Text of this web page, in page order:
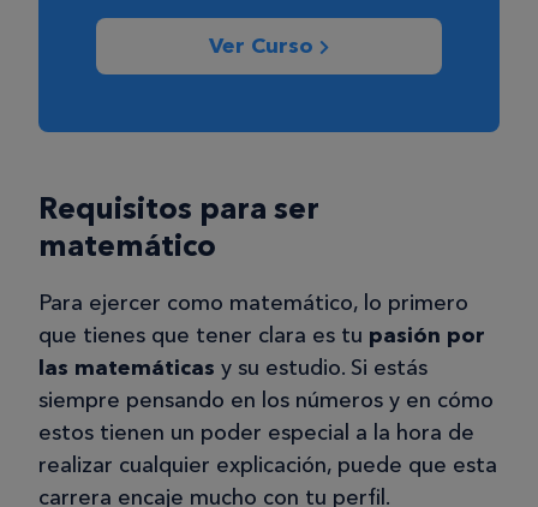
Ver Curso
Requisitos para ser
matemático
Para ejercer como matemático, lo primero
que tienes que tener clara es tu pasión por
las matemáticas y su estudio. Si estás
siempre pensando en los números y en cómo
estos tienen un poder especial a la hora de
realizar cualquier explicación, puede que esta
carrera encaje mucho con tu perfil.